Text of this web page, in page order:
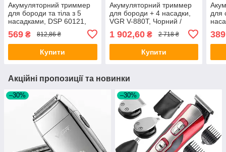
Акумуляторний триммер
для бороди та тіла з 5
насадками, DSP 60121,
бездротова бритва /
Електробритва
569 ₴ 812,86 ₴
Купити
Акумуляторний триммер
для бороди + 4 насадки,
VGR V-880T, Чорний /
Бездротова машинка для
стрижки волосся / Тример
чоловічий
1 902,60₴ 2 718 ₴
Купити
для
для
Акційні пропозиції та новинки
–30% –30%